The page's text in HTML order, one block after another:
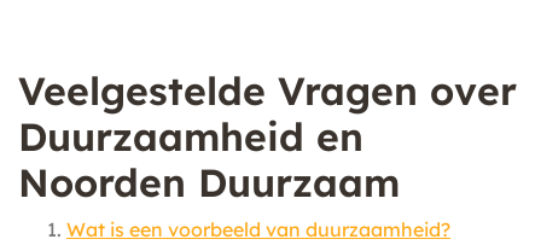
Veelgestelde Vragen over
Duurzaamheid en
Noorden Duurzaam
Wat is een voorbeeld van duurzaamheid?